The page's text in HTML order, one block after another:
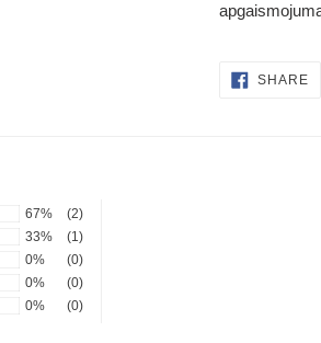
SHARE
67%
(2)
33%
(1)
0%
(0)
0%
(0)
0%
(0)